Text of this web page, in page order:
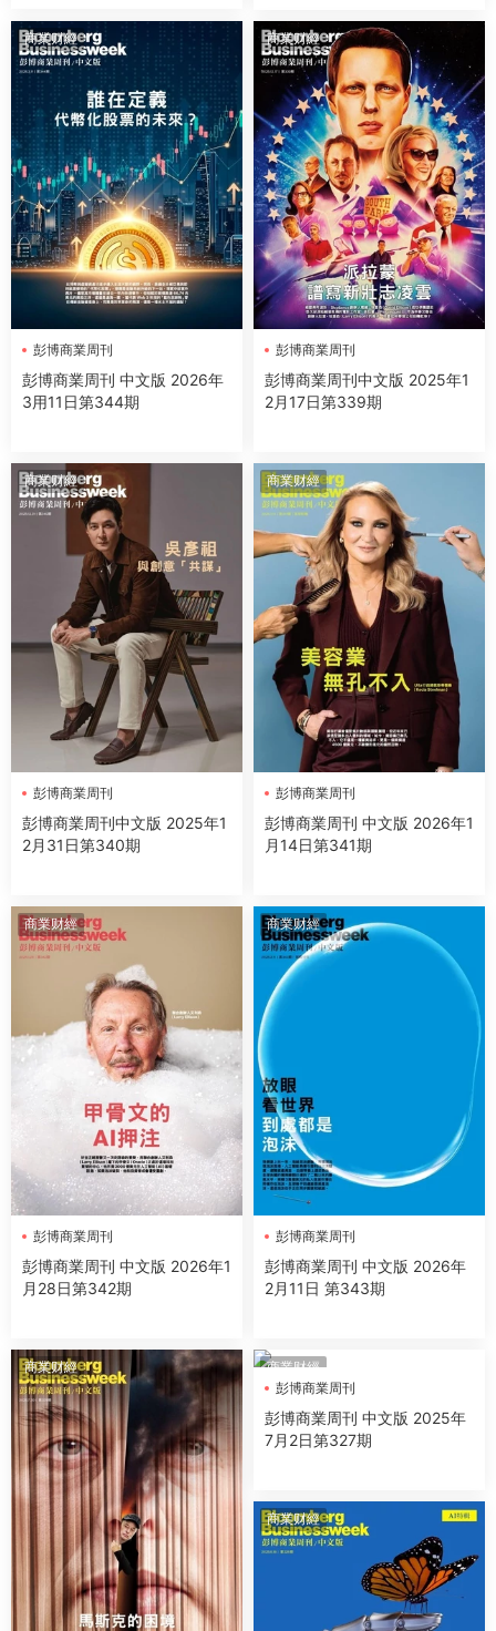
商業财經
彭博商業周刊
彭博商業周刊 中文版 2026年
3用11日第344期
商業财經
彭博商業周刊
彭博商業周刊中文版 2025年1
2月17日第339期
商業财經
彭博商業周刊
彭博商業周刊中文版 2025年1
2月31日第340期
商業财經
彭博商業周刊
彭博商業周刊 中文版 2026年1
月14日第341期
商業财經
彭博商業周刊
彭博商業周刊 中文版 2026年1
月28日第342期
商業财經
彭博商業周刊
彭博商業周刊 中文版 2026年
2月11日 第343期
商業财經
商業财經
彭博商業周刊
彭博商業周刊 中文版 2025年
7月2日第327期
商業财經